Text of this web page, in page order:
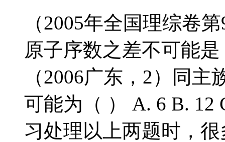
（2005年全国理综卷
原子序数之差不可能是
（2006广东，2）同
可能为（ ） A. 6 B. 12
习处理以上两题时，